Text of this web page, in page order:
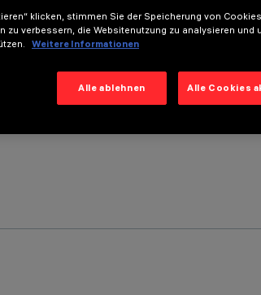
klicken, stimmen Sie der Speicherung von
zu verbessern, die Websitenutzung zu analysieren und
Weitere Informationen
Alle ablehnen Alle Cookies